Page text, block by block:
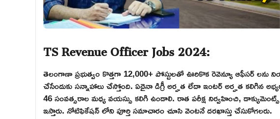
TS Revenue Officer Jobs 2024:
తెలంగాణా ప్రభుత్వం కొత్తగా 12,000+ పోస్టులతో ఊరికొక రెవెన్యూ ఆఫీసర్ లను
చేసేందుకు సన్నాహాలు చేస్తోంది. ఏదైనా డిగ్రీ అర్హత లేదా ఇంటర్ అర్హత కలిగిన
46 సంవత్సరాల మధ్య వయస్సు కలిగి ఉండాలి. రాత పరీక్ష నిర్వహించి,
ఇస్తారు. నోటిఫికేషన్ లోని పూర్తి సమాచారం చూసి వెంటనే దరఖాస్తు చేసుకోగలరు.